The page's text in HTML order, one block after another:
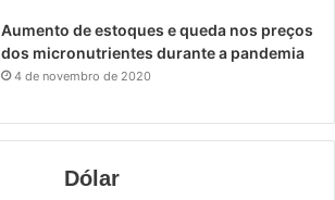
Aumento de estoques e queda nos preços
dos micronutrientes durante a pandemia
4 de novembro de 2020